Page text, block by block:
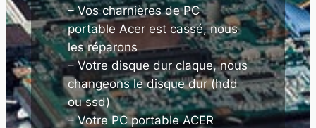
– Vos charnières de PC
portable Acer est cassé, nous
les réparons
– Votre disque dur claque, nous
changeons le disque dur (hdd
ou ssd)
– Votre PC portable ACER